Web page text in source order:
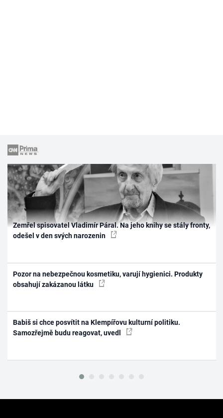
Zemřel spisovatel Vladimír Páral. Na jeho knihy se stály fronty,
odešel v den svých narozenin
Pozor na nebezpečnou kosmetiku, varují hygienici. Produkty
obsahují zakázanou látku
Babiš si chce posvítit na Klempířovu kulturní politiku.
Samozřejmě budu reagovat, uvedl